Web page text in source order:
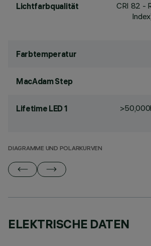
Lichtfarbqualität CRI 82 -
Farbtemperatur
MacAdam Step
Lifetime LED 1
DIAGRAMME UND POLARKURVEN
ELEKTRISCHE DATEN